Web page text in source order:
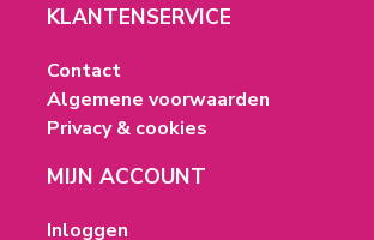
KLANTENSERVICE
Contact
Algemene voorwaarden
Privacy & cookies
MIJN ACCOUNT
Inloggen